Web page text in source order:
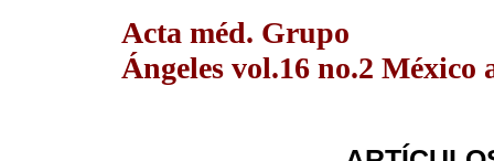
Acta méd. Grupo
Ángeles vol.16 no.2 México